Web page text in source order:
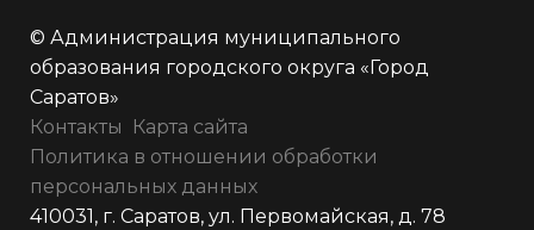
© Администрация муниципального
образования городского округа «Город
Саратов»
Контакты
Карта сайта
Политика в отношении обработки
персональных данных
410031, г. Саратов, ул. Первомайская, д. 78